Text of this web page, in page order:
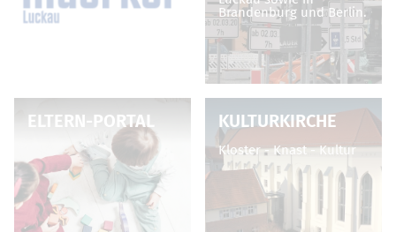
Brandenburg und Berlin.
ELTERN-PORTAL KULTURKIRCHE
Kloster - Knast - Kultur